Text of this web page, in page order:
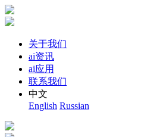
关于我们
ai资讯
ai应用
联系我们
中文
English Russian